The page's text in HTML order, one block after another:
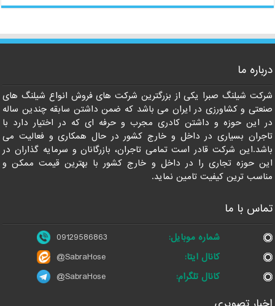
درباره ما
شرکت شیلنگ صبرا یکی از بزرگترین شرکت های فروش انواع شیلنگ های
صنعتی و کشاورزی در ایران می باشد که ضمن داشتن سابقه چندین ساله
در این حوزه و داشتن کادری مجرب و حرفه ای که در اختیار دارد با
تاجران بسیاری در داخل و خارج کشور در حال همکاری و فعالیت می
باشد.این شرکت قادر است تمامی تاجران، بازرگانان و سرمایه گذاران در
این حوزه تجاری را در داخل و خارج کشور با بهترین قیمت ممکن و
مناسب ترین کیفیت تامین نماید.
تماس با ما
شماره موبایل:
09129586863
کانال ایتا:
@SabraHose
کانال تلگرام:
@SabraHose
09129586863